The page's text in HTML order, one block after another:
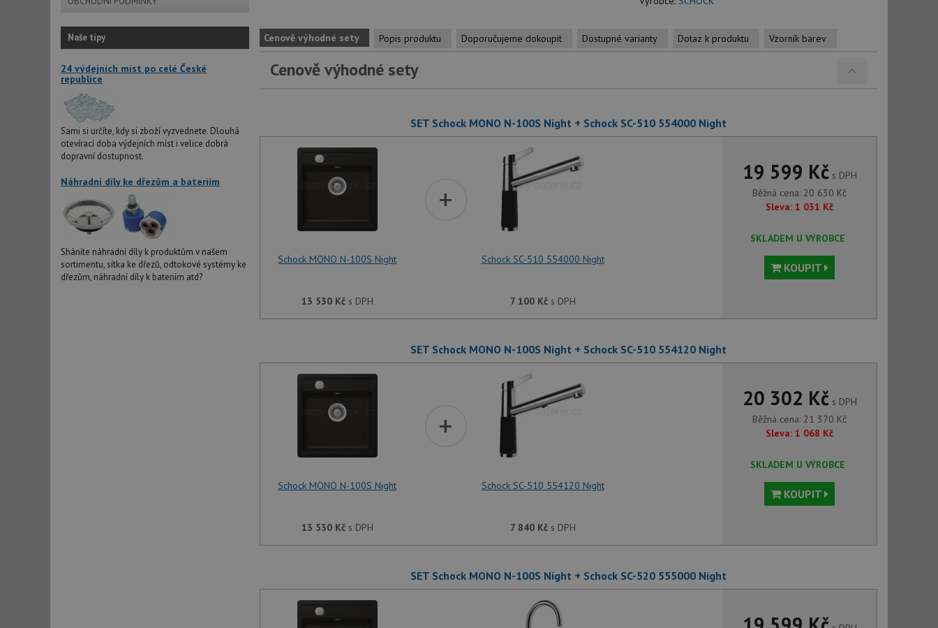
Naše tipy
24 výdejních míst po celé České
republice
Sami si určíte, kdy si zboží vyzvednete. Dlouhá
otevírací doba výdejních míst i velice dobrá
dopravní dostupnost.
Náhradní díly ke dřezům a bateriím
Sháníte náhradní díly k produktům v našem
sortimentu, sítka ke dřezů, odtokové systémy ke
dřezům, náhradní díly k bateriím atd?
Cenově výhodné sety Popis produktu Doporučujeme dokoupit Dostupné varianty Dotaz k produktu Vzorník barev
Cenově výhodné sety
SET Schock MONO N-100S Night + Schock SC-510 554000 Night
Schock MONO N-100S Night
13 530 Kčs DPH
+
Schock SC-510 554000 Night
7 100 Kčs DPH
19 599 Kčs DPH
Běžná cena: 20 630 Kč
Sleva: 1 031 Kč
SKLADEM U VÝROBCE
KOUPIT
SET Schock MONO N-100S Night + Schock SC-510 554120 Night
Schock MONO N-100S Night
13 530 Kčs DPH
+
Schock SC-510 554120 Night
7 840 Kčs DPH
20 302 Kčs DPH
Běžná cena: 21 370 Kč
Sleva: 1 068 Kč
SKLADEM U VÝROBCE
KOUPIT
SET Schock MONO N-100S Night + Schock SC-520 555000 Night